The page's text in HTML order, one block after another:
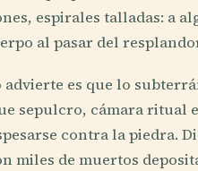
espirales talladas: a
al pasar del
es que lo
sepulcro, cámara ritual
contra la piedra.
miles de muertos